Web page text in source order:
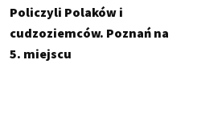
Policzyli Polaków i
cudzoziemców. Poznań na
5. miejscu